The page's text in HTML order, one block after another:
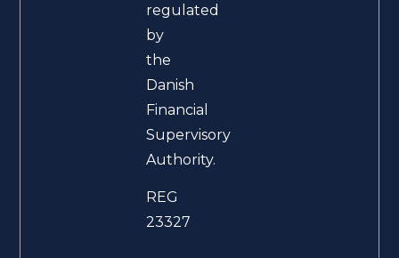
regulated
by
the
Danish
Financial
Supervisory
Authority.
REG
23327